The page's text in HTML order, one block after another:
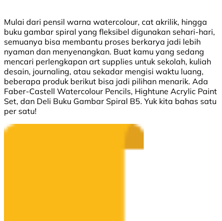
Mulai dari pensil warna watercolour, cat akrilik, hingga
buku gambar spiral yang fleksibel digunakan sehari-hari,
semuanya bisa membantu proses berkarya jadi lebih
nyaman dan menyenangkan. Buat kamu yang sedang
mencari perlengkapan art supplies untuk sekolah, kuliah
desain, journaling, atau sekadar mengisi waktu luang,
beberapa produk berikut bisa jadi pilihan menarik. Ada
Faber-Castell Watercolour Pencils, Hightune Acrylic Paint
Set, dan Deli Buku Gambar Spiral B5. Yuk kita bahas satu
per satu!